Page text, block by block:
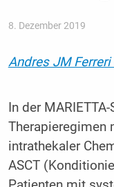
8. Dezember 2019
Andres JM
In der
Therapieregimen
intrathekaler
ASCT